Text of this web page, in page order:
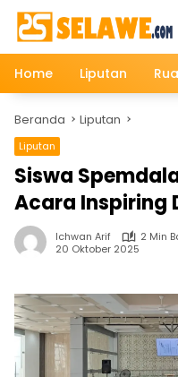
Langsung
konten
Home
Liputan
Beranda Liputan
Liputan
Siswa
Acara Inspiring
Ichwan Arif
2 Min
20 Oktober 2025